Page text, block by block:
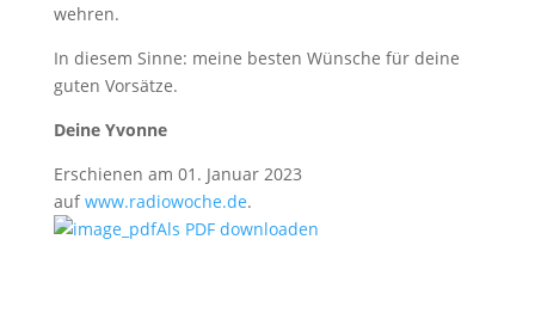
wehren.
In diesem Sinne: meine besten Wünsche für deine
guten Vorsätze.
Deine Yvonne
Erschienen am 01. Januar 2023
aufwww.radiowoche.de.
Als PDF downloaden